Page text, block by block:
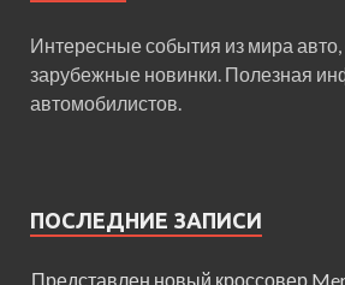
Интересные события из мира
зарубежные новинки. Полезная
автомобилистов.
ПОСЛЕДНИЕ ЗАПИСИ
Представлен новый кроссовер